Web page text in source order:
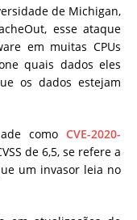
de Michigan,
esse ataque
em muitas CPUs
quais dados eles
os dados estejam
como CVE-2020-
de 6,5, se refere a
um invasor leia no